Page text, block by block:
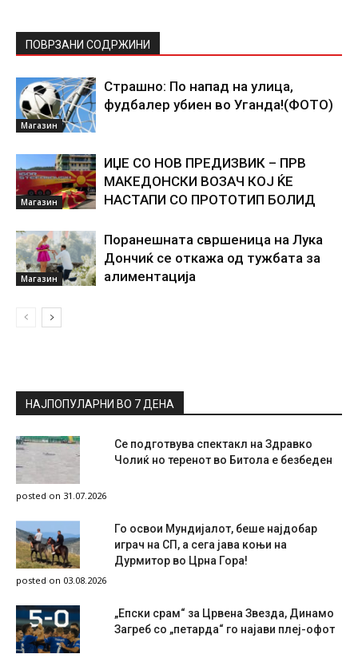
ПОВРЗАНИ СОДРЖИНИ
Магазин
Страшно: По напад на улица,
фудбалер убиен во Уганда!(ФОТО)
Магазин
ИЏЕ СО НОВ ПРЕДИЗВИК – ПРВ
МАКЕДОНСКИ ВОЗАЧ КОЈ ЌЕ
НАСТАПИ СО ПРОТОТИП БОЛИД
Магазин
Поранешната свршеница на Лука
Дончиќ се откажа од тужбата за
алиментација
НАЈПОПУЛАРНИ ВО 7 ДЕНА
Се подготвува спектакл на Здравко
Чолиќ но теренот во Битола е безбеден
posted on 31.07.2026
Го освои Мундијалот, беше најдобар
играч на СП, а сега јава коњи на
Дурмитор во Црна Гора!
posted on 03.08.2026
„Епски срам“ за Црвена Звезда, Динамо
Загреб со „петарда“ го најави плеј-офот